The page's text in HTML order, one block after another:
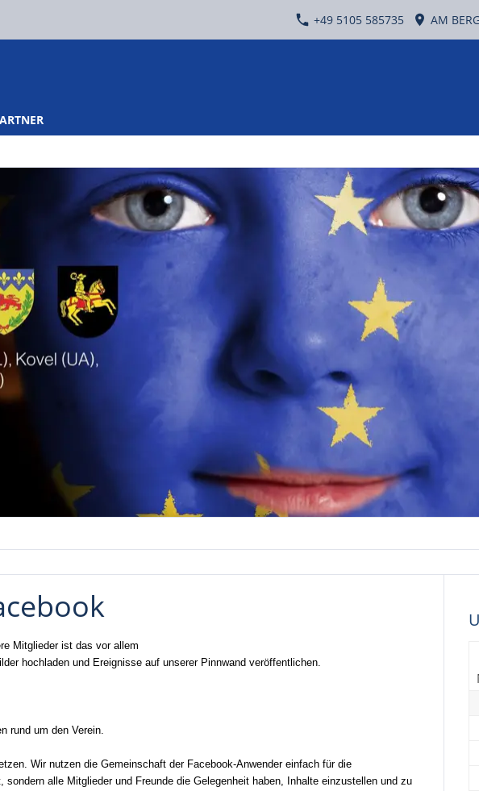
+49 5105 585735 AM
Mitglieder ist das vor allem
hochladen und Ereignisse auf unserer Pinnwand veröffentlichen.
rund um den Verein.
Wir nutzen die Gemeinschaft der Facebook-Anwender einfach für die
alle Mitglieder und Freunde die Gelegenheit haben, Inhalte einzustellen und zu